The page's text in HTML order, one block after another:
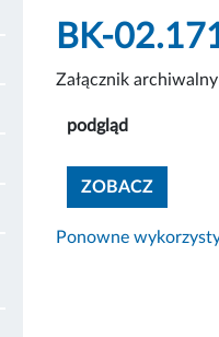
BK-
Załącznik
podgląd
ZOBACZ
Ponowne